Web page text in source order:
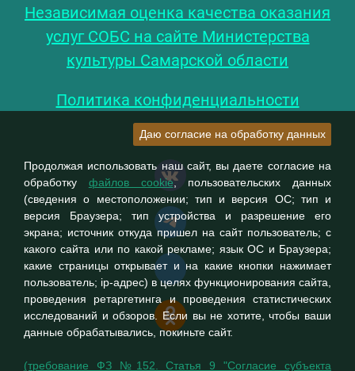
Независимая оценка качества оказания
услуг СОБС на сайте Министерства
культуры Самарской области
Политика конфиденциальности
Даю согласие на обработку данных
Продолжая использовать наш сайт, вы даете согласие на
обработку файлов cookie, пользовательских данных
(сведения о местоположении; тип и версия ОС; тип и
версия Браузера; тип устройства и разрешение его
экрана; источник откуда пришел на сайт пользователь; с
какого сайта или по какой рекламе; язык ОС и Браузера;
какие страницы открывает и на какие кнопки нажимает
пользователь; ip-адрес) в целях функционирования сайта,
проведения ретаргетинга и проведения статистических
исследований и обзоров. Если вы не хотите, чтобы ваши
данные обрабатывались, покиньте сайт.
(требование ФЗ №152. Статья 9 "Согласие субъекта